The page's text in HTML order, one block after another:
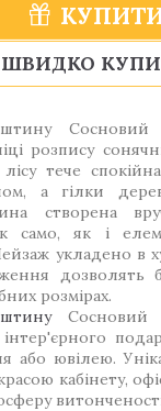
ШВИДКО
Сосновий
розпису
тече
а гілки
створена
само, як і
укладено в
дозволять
розмірах.
Сосновий
або ювілею.
кабінету,